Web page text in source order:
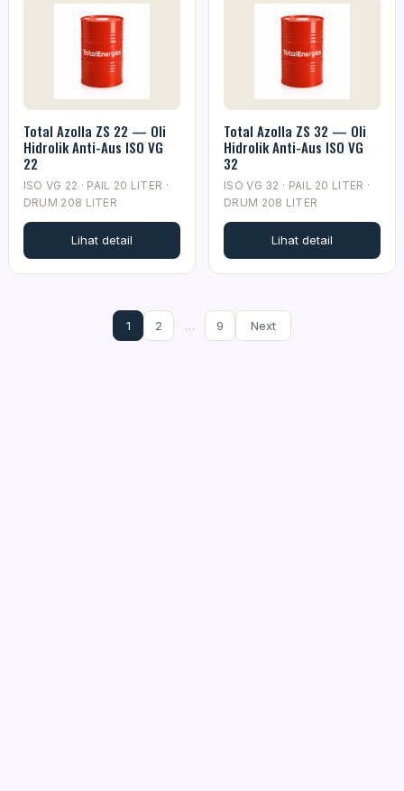
Total Azolla ZS 22 — Oli
Hidrolik Anti-Aus ISO VG
22
ISO VG 22 · PAIL 20 LITER ·
DRUM 208 LITER
Lihat detail
Total Azolla ZS 32 — Oli
Hidrolik Anti-Aus ISO VG
32
ISO VG 32 · PAIL 20 LITER ·
DRUM 208 LITER
Lihat detail
1 2 … 9 Next